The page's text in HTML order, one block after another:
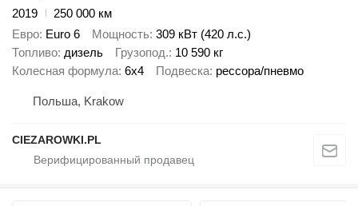
2019
250 000 км
Евро Euro 6 Мощность 309 кВт (420 л.с.)
Топливо дизель Грузопод. 10 590 кг
Колесная формула 6x4 Подвеска рессора/пневмо
Польша, Krakow
CIEZAROWKI.PL